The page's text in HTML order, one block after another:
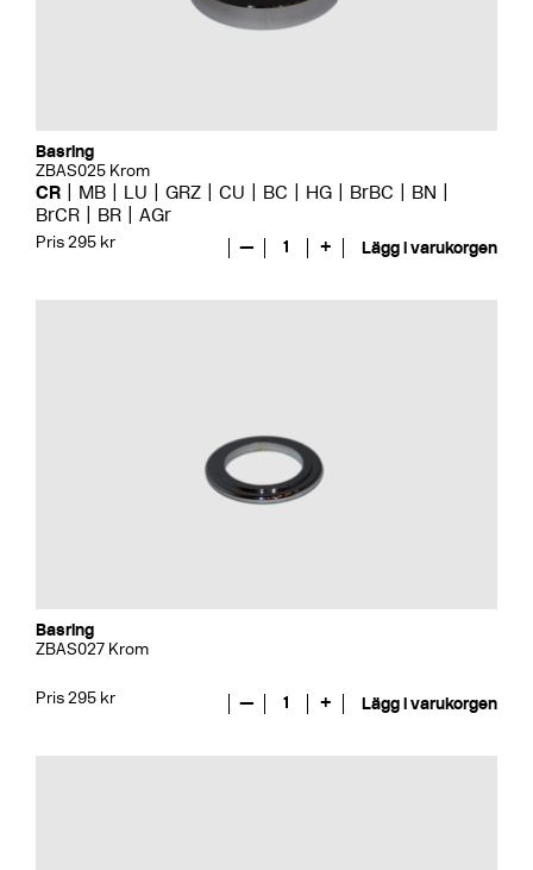
Basring
ZBAS025 Krom
CR MB LU GRZ CU BC HG BrBC
BN
BrCR
BR AGr
Pris 295 kr — 1 + Lägg i varukorgen
Basring
ZBAS027 Krom
Pris 295 kr — 1 + Lägg i varukorgen